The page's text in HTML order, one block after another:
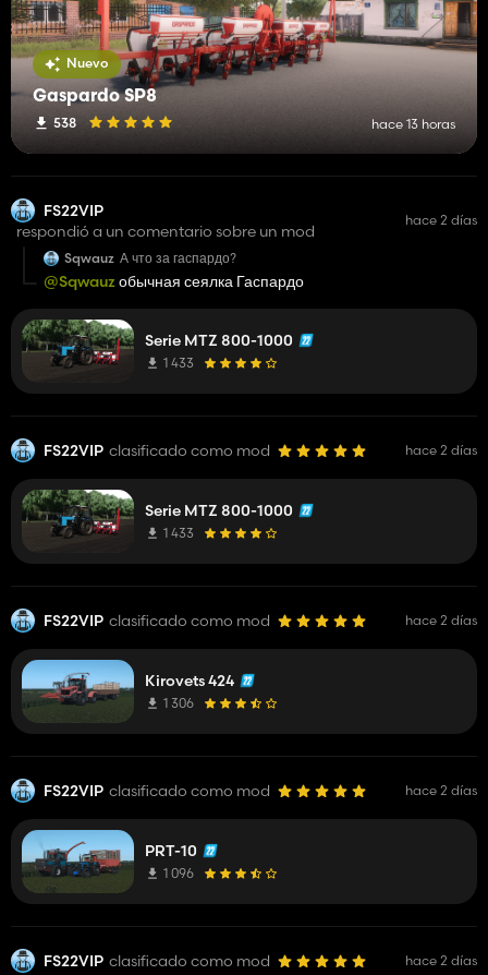
Nuevo
Gaspardo SP8
538 hace 13 horas
FS22VIP
respondió a un comentario sobre un mod
hace 2 días
Sqwauz А что за гаспардо?
@Sqwauzобычная сеялка Гаспардо
Serie MTZ 800-1000
1 433
FS22VIP clasificado como mod hace 2 días
Serie MTZ 800-1000
1 433
FS22VIP clasificado como mod hace 2 días
Kirovets 424
1 306
FS22VIP clasificado como mod hace 2 días
PRT-10
1 096
FS22VIP clasificado como mod hace 2 días